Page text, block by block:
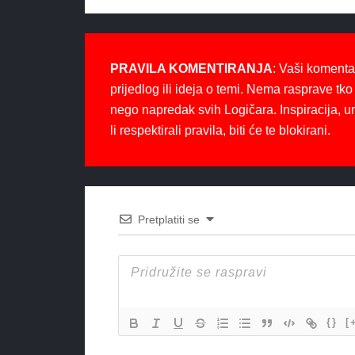
PRAVILA KOMENTIRANJA: Vaši
prijedlog ili ideja o temi. Nema rasprave
nego napredak svih Logičara. Inspiracija,
li respektirali pravila, biti će te blokirani.
Pretplatiti se
{}